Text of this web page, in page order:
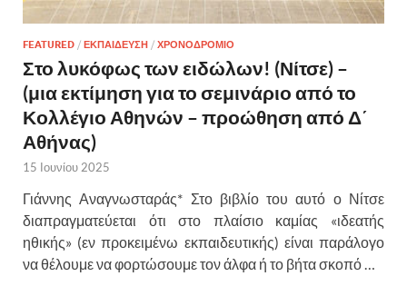
FEATURED / ΕΚΠΑΙΔΕΥΣΗ / ΧΡΟΝΟΔΡΟΜΙΟ
Στο λυκόφως των ειδώλων! (Νίτσε) –
(μια εκτίμηση για το σεμινάριο από το
Κολλέγιο Αθηνών – προώθηση από Δ΄
Αθήνας)
15 Ιουνίου 2025
Γιάννης Αναγνωσταράς* Στο βιβλίο του αυτό ο Νίτσε
διαπραγματεύεται ότι στο πλαίσιο καμίας «ιδεατής
ηθικής» (εν προκειμένω εκπαιδευτικής) είναι παράλογο
να θέλουμε να φορτώσουμε τον άλφα ή το βήτα σκοπό …